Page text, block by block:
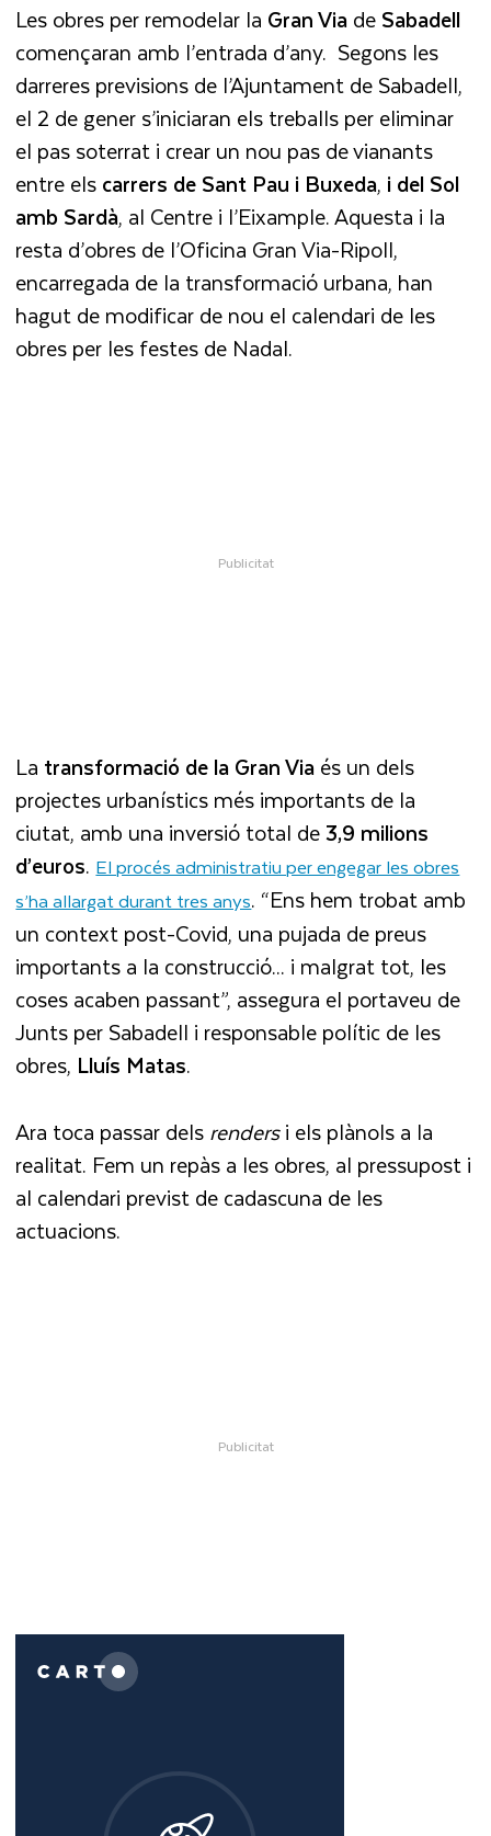
Les obres per remodelar la Gran ViadeSabadell
començaran amb l’entrada d’any. Segons les
darreres previsions de l’Ajuntament de Sabadell,
el 2 de gener s’iniciaran els treballs per eliminar
el pas soterrat i crear un nou pas de vianants
entre elscarrers de Sant Pau i Buxeda, i del Sol
amb Sardà, al Centre i l’Eixample. Aquesta i la
resta d’obres de l’Oficina Gran Via-Ripoll,
encarregada de la transformació urbana, han
hagut de modificar de nou el calendari de les
obres per les festes de Nadal.
La transformació de la Gran Viaés un dels
projectes urbanístics més importants de la
ciutat, amb una inversió total de3,9 milions
d’euros.El procés administratiu per engegar les obres
s’ha allargat durant tres anys. “Ens hem trobat amb
un context post-Covid, una pujada de preus
importants a la construcció... i malgrat tot, les
coses acaben passant”, assegura el portaveu de
Junts per Sabadell i responsable polític de les
obres, Lluís Matas.
Ara toca passar delsrendersi els plànols a la
realitat. Fem un repàs a les obres, al pressupost i
al calendari previst de cadascuna de les
actuacions.